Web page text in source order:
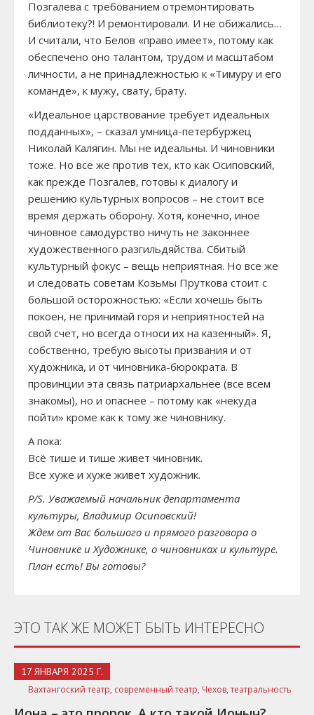
Позгалева с требованием отремонтировать
библиотеку?! И ремонтировали. И не обижались…
И считали, что Белов «право имеет», потому как
обеспечено оно талантом, трудом и масштабом
личности, а не принадлежностью к «Тимуру и его
команде», к мужу, свату, брату.
«Идеальное царствование требует идеальных
подданных», – сказал умница-петербуржец
Николай Калягин. Мы не идеальны. И чиновники
тоже. Но все же против тех, кто как Осиповский,
как прежде Позгалев, готовы к диалогу и
решению культурных вопросов – не стоит все
время держать оборону. Хотя, конечно, иное
чиновное самодурство ничуть не законнее
художественного разгильдяйства. Сбитый
культурный фокус – вещь неприятная. Но все же
и следовать советам Козьмы Пруткова стоит с
большой осторожностью: «Если хочешь быть
покоен, не принимай горя и неприятностей на
свой счет, но всегда относи их на казенный». Я,
собственно, требую высоты призвания и от
художника, и от чиновника-бюрократа. В
провинции эта связь патриархальнее (все всем
знакомы), но и опаснее – потому как «некуда
пойти» кроме как к тому же чиновнику.
А пока:
Всё тише и тише живет чиновник.
Все хуже и хуже живет художник.
P/S. Уважаемый начальник департамента
культуры, Владимир Осиповский!
Ждем от Вас большого и прямого разговора о
Чиновнике и Художнике, о чиновниках и культуре.
План есть! Вы готовы?
ЭТО ТАК ЖЕ МОЖЕТ БЫТЬ ИНТЕРЕСНО
17 ЯНВАРЯ 2025 Г.
Вахтангоский театр, современный театр, Чехов, театральность